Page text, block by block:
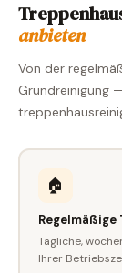
anbieten
Von der
Grundreinigung
🏠
Regelmäßige
Tägliche,
Ihrer